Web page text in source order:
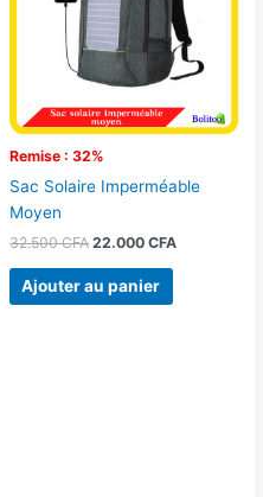
Remise : 32%
Sac Solaire Imperméable
Moyen
32.500CFA 22.000 CFA
Ajouter au panier